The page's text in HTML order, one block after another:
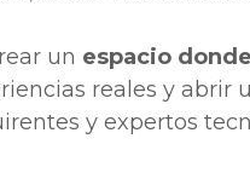
un espacio
reales y abrir
y expertos